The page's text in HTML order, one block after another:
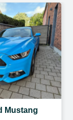
Mustang